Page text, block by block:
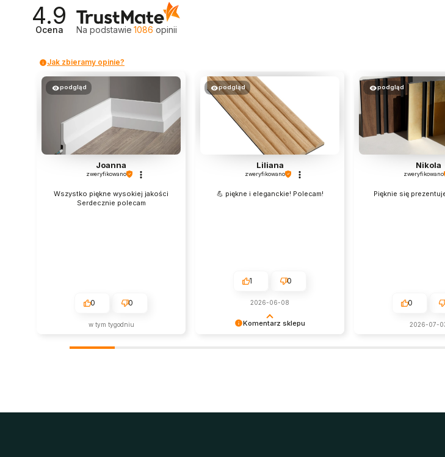
4.9
Ocena Na podstawie 1086 opinii
Jak zbieramy opinie?
podgląd
Joanna
zweryfikowano
Wszystko piękne wysokiej jakości
Serdecznie polecam
0 0
w tym tygodniu Komentarz sklepu
podgląd
Liliana
zweryfikowano
💪 piękne i eleganckie! Polecam!
1 0
2026-06-08
podgląd
Nikola
zweryfikowano
Pięknie się
0
2026-07-